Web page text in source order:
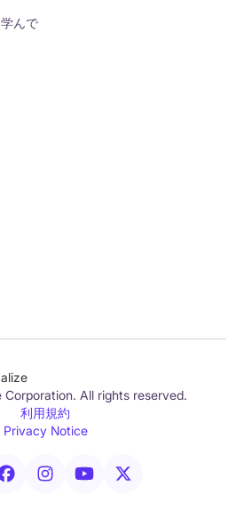
んで
Corporation. All rights reserved.
利用規約
Privacy Notice